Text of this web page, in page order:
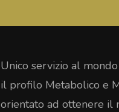
Unico servizio al
il profilo Metabolico e
orientato ad ottenere il